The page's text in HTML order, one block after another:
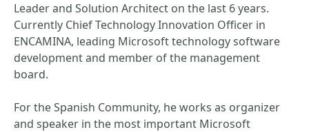
Leader and Solution Architect on the last 6 years.
Currently Chief Technology Innovation Officer in
ENCAMINA, leading Microsoft technology software
development and member of the management
board.
For the Spanish Community, he works as organizer
and speaker in the most important Microsoft